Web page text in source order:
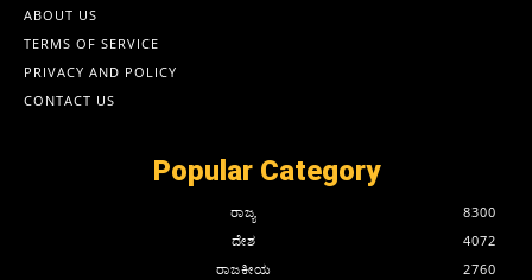
ABOUT US
TERMS OF SERVICE
PRIVACY AND POLICY
CONTACT US
Popular Category
ರಾಜ್ಯ
8300
ದೇಶ
4072
ರಾಜಕೀಯ
2760